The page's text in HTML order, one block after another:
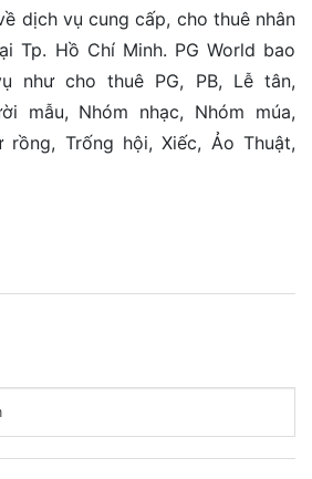
dịch vụ cung cấp, cho thuê nhân
Tp. Hồ Chí Minh. PG World bao
như cho thuê PG, PB, Lễ tân,
mẫu, Nhóm nhạc, Nhóm múa,
rồng, Trống hội, Xiếc, Ảo Thuật,